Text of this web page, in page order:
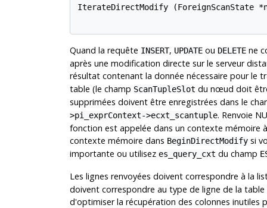
IterateDirectModify (ForeignScanState
Quand la requête INSERT, UPDATEou DELETEne
après une modification directe sur le serveur
résultat contenant la donnée nécessaire pour le
table (le champ ScanTupleSlot du nœud doit
supprimées doivent être enregistrées dans le
>pi_exprContext->ecxt_scantuple. Renvoie
fonction est appelée dans un contexte mémoire
contexte mémoire dans BeginDirectModifysi
importante ou utilisez es_query_cxt du champ
Les lignes renvoyées doivent correspondre à la
doivent correspondre au type de ligne de la
d'optimiser la récupération des colonnes inutiles